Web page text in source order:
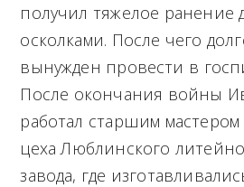
получил тяжелое ранение
осколками. После чего
вынужден провести в
После окончания войны
работал старшим
цеха Люблинского
завода, где